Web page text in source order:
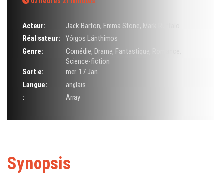
Acteur: Jack Barton, Emma Stone, Mark Ruffalo
Réalisateur:
Yórgos Lánthimos
Genre:
Comédie, Drame, Fantastique
Science-fiction
Sortie:
mer. 17 Jan.
Langue:
anglais
:
Array
Synopsis